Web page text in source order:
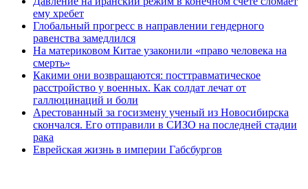
ему хребет
Глобальный прогресс в направлении гендерного
равенства замедлился
На материковом Китае узаконили «право человека на
смерть»
Какими они возвращаются: посттравматическое
расстройство у военных. Как солдат лечат от
галлюцинаций и боли
Арестованный за госизмену ученый из Новосибирска
скончался. Его отправили в СИЗО на последней стадии
рака
Еврейская жизнь в империи Габсбургов